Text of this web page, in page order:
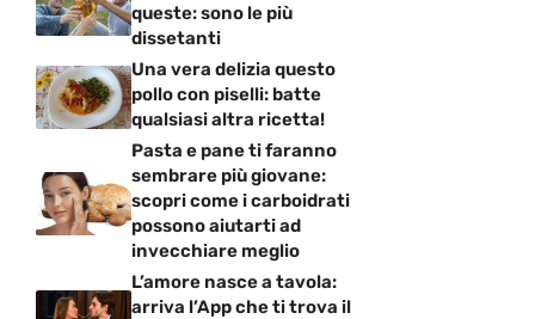
queste: sono le più
dissetanti
Una vera delizia questo
pollo con piselli: batte
qualsiasi altra ricetta!
Pasta e pane ti faranno
sembrare più giovane:
scopri come i carboidrati
possono aiutarti ad
invecchiare meglio
L’amore nasce a tavola:
arriva l’App che ti trova il